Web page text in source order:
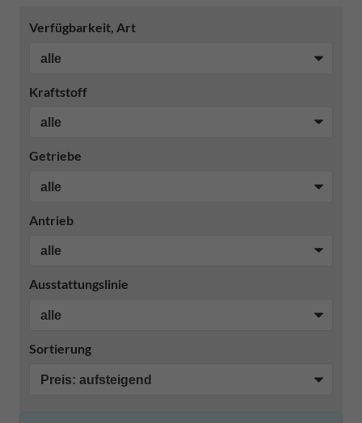
Verfügbarkeit, Art
Kraftstoff
Getriebe
Antrieb
Ausstattungslinie
Sortierung